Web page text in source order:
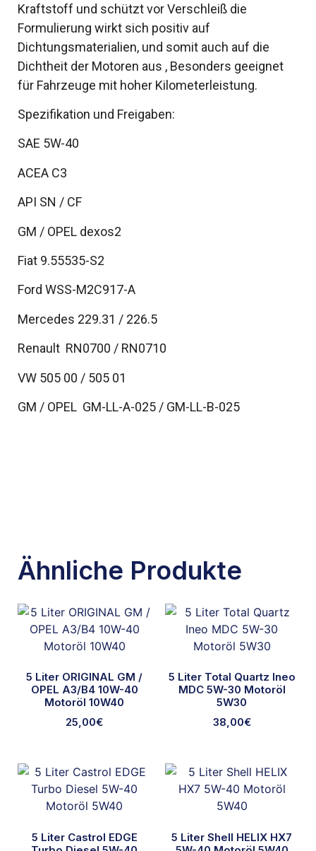
Kraftstoff und schützt vor Verschleiß die
Formulierung wirkt sich positiv auf
Dichtungsmaterialien, und somit auch auf die
Dichtheit der Motoren aus , Besonders geeignet
für Fahrzeuge mit hoher Kilometerleistung.
Spezifikation und Freigaben:
SAE 5W-40
ACEA C3
API SN / CF
GM / OPEL dexos2
Fiat 9.55535-S2
Ford WSS-M2C917-A
Mercedes 229.31 / 226.5
Renault RN0700 / RN0710
VW 505 00 / 505 01
GM / OPEL GM-LL-A-025 / GM-LL-B-025
Ähnliche Produkte
5 Liter ORIGINAL GM /
OPEL A3/B4 10W-40
Motoröl 10W40
25,00€
5 Liter Total Quartz Ineo
MDC 5W-30 Motoröl
5W30
38,00€
5 Liter Castrol EDGE
5 Liter Shell HELIX HX7